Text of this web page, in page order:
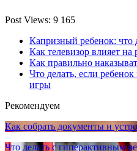
Post Views: 9 165
Капризный ребенок: что
Как телевизор влияет на
Как правильно
Что делать, если
игры
Рекомендуем
Как собрать документы и
Что делать с гиперактивным